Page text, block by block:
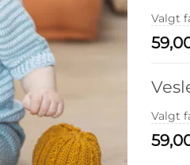
Valgt
Valgt